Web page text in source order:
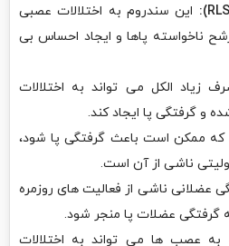
این سندروم به اختلالات عصبی
ناخواسته پاها و ایجاد احساس بی
زیاد الکل می تواند به اختلالات
و گرفتگی پا ایجاد کند.
که ممکن است باعث گرفتگی پا شود،
ناشی از آن است.
عضلانی ناشی از فعالیت های روزمره
عضلات پا منجر شود.
عصب ها می تواند به اختلالات